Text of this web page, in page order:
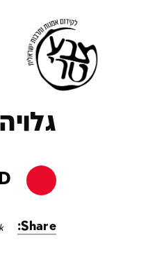
Share: